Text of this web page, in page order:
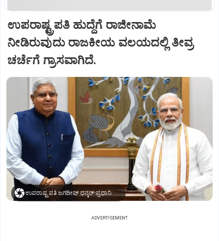
ಉಪರಾಷ್ಟ್ರಪತಿ ಹುದ್ದೆಗೆ ರಾಜೀನಾಮೆ
ನೀಡಿರುವುದು ರಾಜಕೀಯ ವಲಯದಲ್ಲಿ ತೀವ್ರ
ಚರ್ಚೆಗೆ ಗ್ರಾಸವಾಗಿದೆ.
ಉಪರಾಷ್ಟ್ರಪತಿ ಜಗದೀಪ್‌ ಧನ್ಕರ್-ಪ್ರಧಾನಿ ಮೋದಿ
ADVERTISEMENT